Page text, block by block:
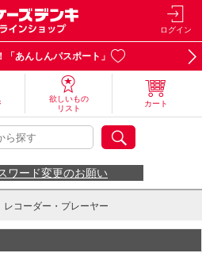
ログイン
「あんしんパスポート」
欲しいもの
リスト
カート
ワード変更のお願い
レコーダー・プレーヤー